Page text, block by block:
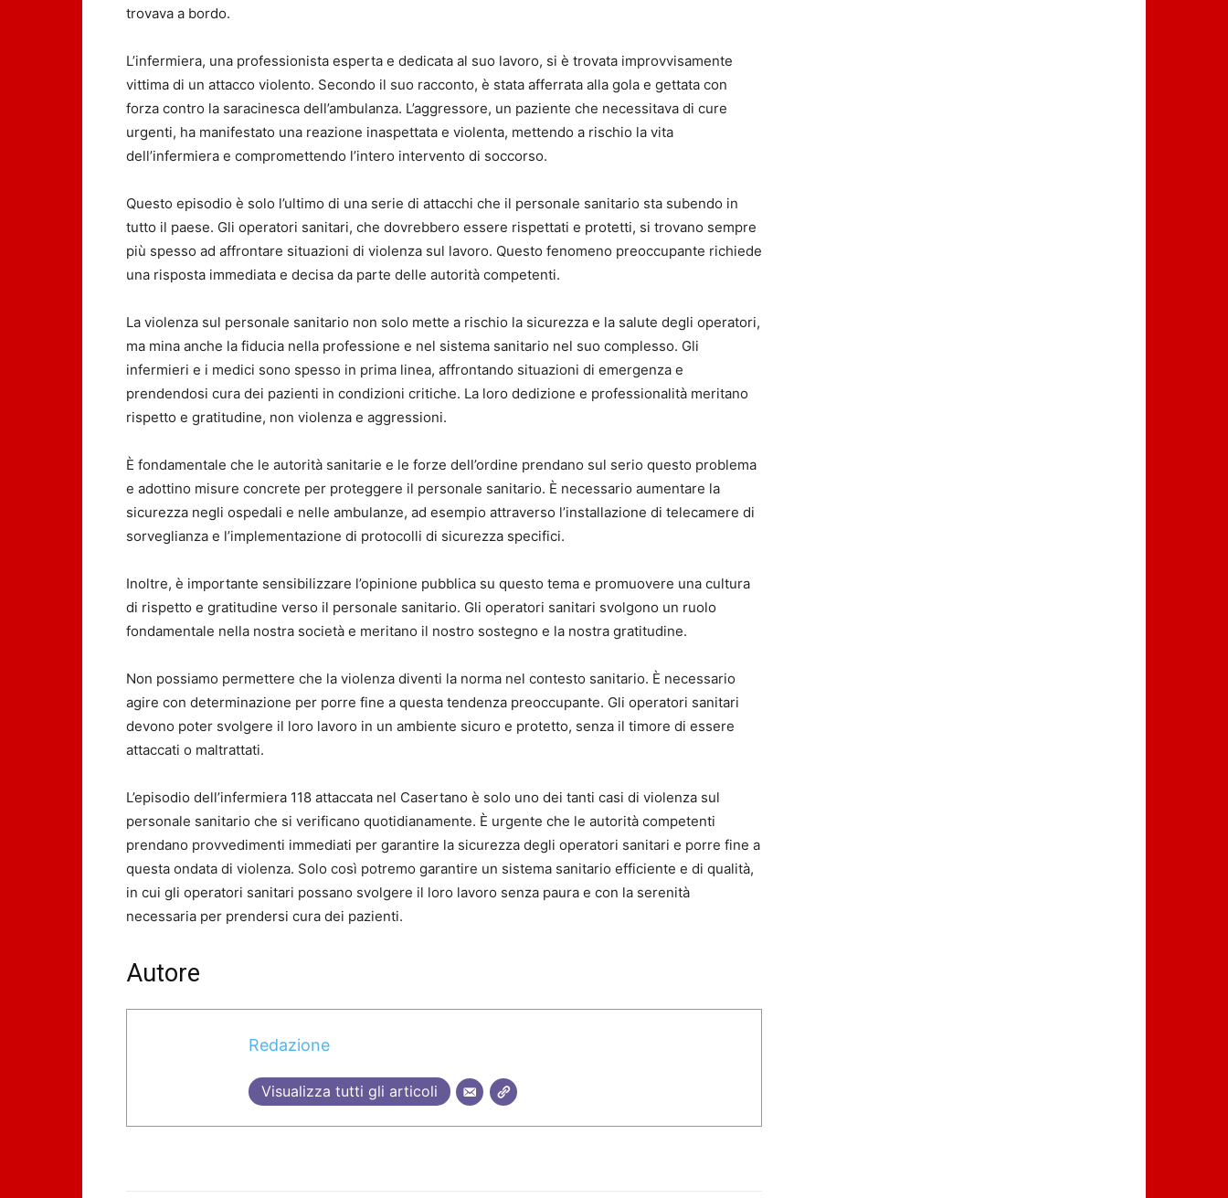
trovava a bordo.
L’infermiera, una professionista esperta e dedicata al suo lavoro, si è trovata improvvisamente
vittima di un attacco violento. Secondo il suo racconto, è stata afferrata alla gola e gettata con
forza contro la saracinesca dell’ambulanza. L’aggressore, un paziente che necessitava di cure
urgenti, ha manifestato una reazione inaspettata e violenta, mettendo a rischio la vita
dell’infermiera e compromettendo l’intero intervento di soccorso.
Questo episodio è solo l’ultimo di una serie di attacchi che il personale sanitario sta subendo in
tutto il paese. Gli operatori sanitari, che dovrebbero essere rispettati e protetti, si trovano sempre
più spesso ad affrontare situazioni di violenza sul lavoro. Questo fenomeno preoccupante richiede
una risposta immediata e decisa da parte delle autorità competenti.
La violenza sul personale sanitario non solo mette a rischio la sicurezza e la salute degli operatori,
ma mina anche la fiducia nella professione e nel sistema sanitario nel suo complesso. Gli
infermieri e i medici sono spesso in prima linea, affrontando situazioni di emergenza e
prendendosi cura dei pazienti in condizioni critiche. La loro dedizione e professionalità meritano
rispetto e gratitudine, non violenza e aggressioni.
È fondamentale che le autorità sanitarie e le forze dell’ordine prendano sul serio questo problema
e adottino misure concrete per proteggere il personale sanitario. È necessario aumentare la
sicurezza negli ospedali e nelle ambulanze, ad esempio attraverso l’installazione di telecamere di
sorveglianza e l’implementazione di protocolli di sicurezza specifici.
Inoltre, è importante sensibilizzare l’opinione pubblica su questo tema e promuovere una cultura
di rispetto e gratitudine verso il personale sanitario. Gli operatori sanitari svolgono un ruolo
fondamentale nella nostra società e meritano il nostro sostegno e la nostra gratitudine.
Non possiamo permettere che la violenza diventi la norma nel contesto sanitario. È necessario
agire con determinazione per porre fine a questa tendenza preoccupante. Gli operatori sanitari
devono poter svolgere il loro lavoro in un ambiente sicuro e protetto, senza il timore di essere
attaccati o maltrattati.
L’episodio dell’infermiera 118 attaccata nel Casertano è solo uno dei tanti casi di violenza sul
personale sanitario che si verificano quotidianamente. È urgente che le autorità competenti
prendano provvedimenti immediati per garantire la sicurezza degli operatori sanitari e porre fine a
questa ondata di violenza. Solo così potremo garantire un sistema sanitario efficiente e di qualità,
in cui gli operatori sanitari possano svolgere il loro lavoro senza paura e con la serenità
necessaria per prendersi cura dei pazienti.
Autore
Redazione
Visualizza tutti gli articoli